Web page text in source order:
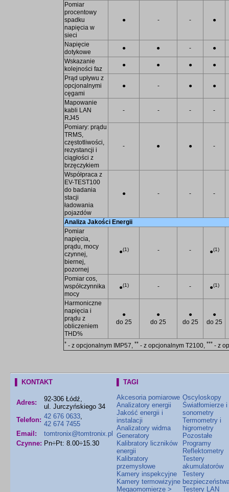
Pomiar
procentowy
spadku
napięcia w
sieci
● - - ●
Napięcie
dotykowe
● ● -
●
Wskazanie
kolejności faz
● ● ●
●
Prąd upływu z
opcjonalnymi
cęgami
● - ● ●
Mapowanie
kabli LAN
RJ45
- - - -
Pomiary: prądu
TRMS,
częstotliwości,
rezystancji i
ciągłości z
brzęczykiem
- ● ● -
Współpraca z
EV-TEST100
do badania
stacji
ładowania
pojazdów
● - - -
Analiza Jakości Energii
Pomiar
napięcia,
prądu, mocy
czynnej,
biernej,
pozornej
●(1) - - ●(1)
Pomiar cos,
współczynnika
mocy
●(1) - - ●(1)
Harmoniczne
napięcia i
prądu z
obliczeniem
THD%
●
do 25
●
do 25
●
do 25
●
do 25
* - z opcjonalnym IMP57, ** - z opcjonalnym T2100, *** - z
▌ KONTAKT
Adres:
92-306 Łódź,
ul. Jurczyńskiego 34
Telefon: 42 676 0633,
42 674 7455
Email:
tomtronix@tomtronix.pl
Czynne: Pn÷Pt: 8.00÷15.30
▌ TAGI
Akcesoria pomiarowe
Analizatory energii
Jakość energii i
instalacji
Analizatory widma
Generatory
Kalibratory liczników
energii
Kalibratory
przemysłowe
Kamery inspekcyjne
Kamery termowizyjne
Megaomomierze >
Oscyloskopy
Światłomierze i
sonometry
Termometry i
higrometry
Pozostałe
Programy
Reflektometry
Testery
akumulatorów
Testery
Testery LAN